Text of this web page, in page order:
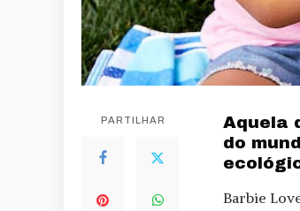
PARTILHAR
Aquela
do
Barbie